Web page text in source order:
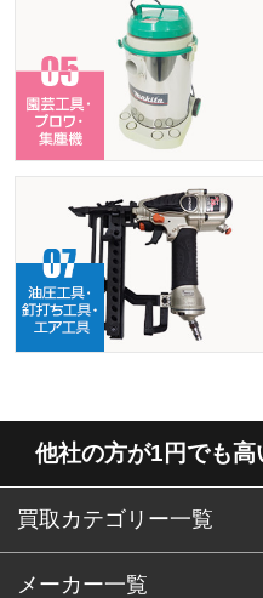
他社の方が1円でも高
買取カテゴリー一覧
メーカー一覧